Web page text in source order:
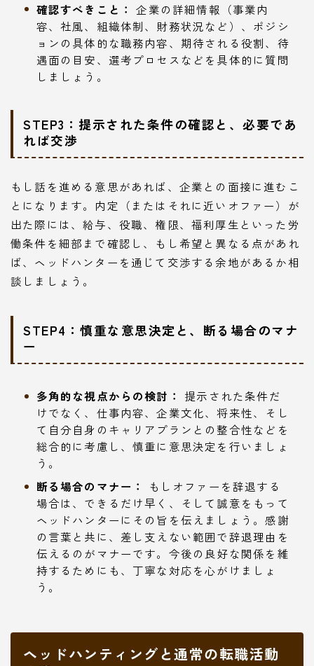
確認すべきこと： 企業の詳細情報（事業内
容、社風、組織体制、財務状況など）、ポジシ
ョンの具体的な職務内容、期待される役割、待
遇面の目安、選考プロセスなどを具体的に質問
しましょう。
STEP3：提示された条件の確認と、必要であ
れば交渉
もし話を進める意思があれば、企業との面接に進むこ
とになります。内定（またはそれに近いオファー）が
出た際には、給与、役職、権限、福利厚生といった労
働条件を細部まで確認し、もし希望と異なる点があれ
ば、ヘッドハンターを通じて交渉する余地があるか相
談しましょう。
STEP4：慎重な意思決定と、断る場合のマナ
ー
多角的な視点からの検討：
提示された条件だ
けでなく、仕事内容、企業文化、将来性、そし
て自分自身のキャリアプランとの整合性などを
総合的に考慮し、慎重に意思決定を行いましょ
う。
断る場合のマナー：
もしオファーを辞退する
場合は、できるだけ早く、そして誠意をもって
ヘッドハンターにその旨を伝えましょう。感謝
の言葉と共に、差し支えない範囲で辞退理由を
伝えるのがマナーです。今後の良好な関係を維
持するためにも、丁寧な対応を心がけましょ
う。
ヘッドハンティングと通常の転職活動